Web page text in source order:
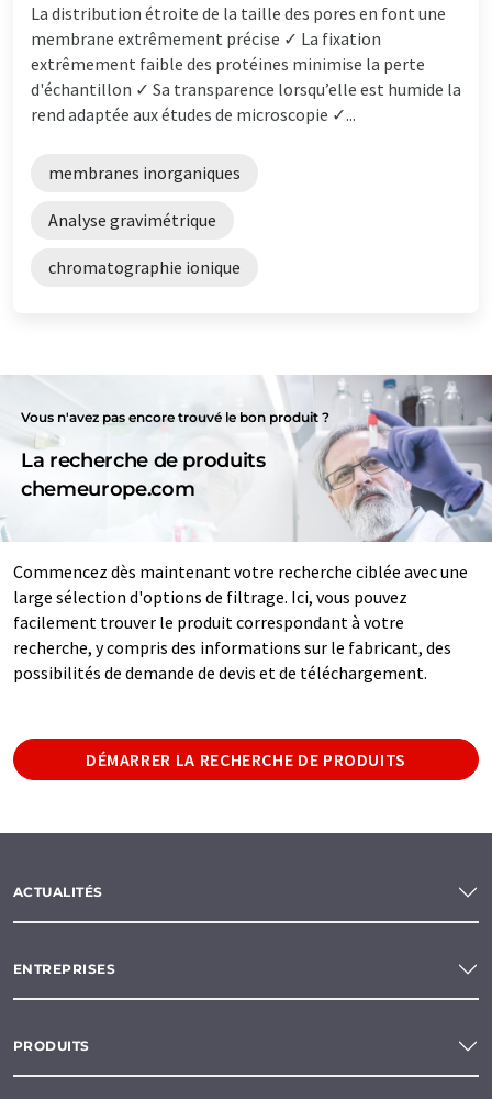
La distribution étroite de la taille des pores en font une
membrane extrêmement précise ✓ La fixation
extrêmement faible des protéines minimise la perte
d'échantillon ✓ Sa transparence lorsqu’elle est humide la
rend adaptée aux études de microscopie ✓...
membranes inorganiques
Analyse gravimétrique
chromatographie ionique
Vous n'avez pas encore trouvé le bon produit ?
La recherche de produits
chemeurope.com
Commencez dès maintenant votre recherche ciblée avec une
large sélection d'options de filtrage. Ici, vous pouvez
facilement trouver le produit correspondant à votre
recherche, y compris des informations sur le fabricant, des
possibilités de demande de devis et de téléchargement.
DÉMARRER LA RECHERCHE DE PRODUITS
ACTUALITÉS
ENTREPRISES
PRODUITS